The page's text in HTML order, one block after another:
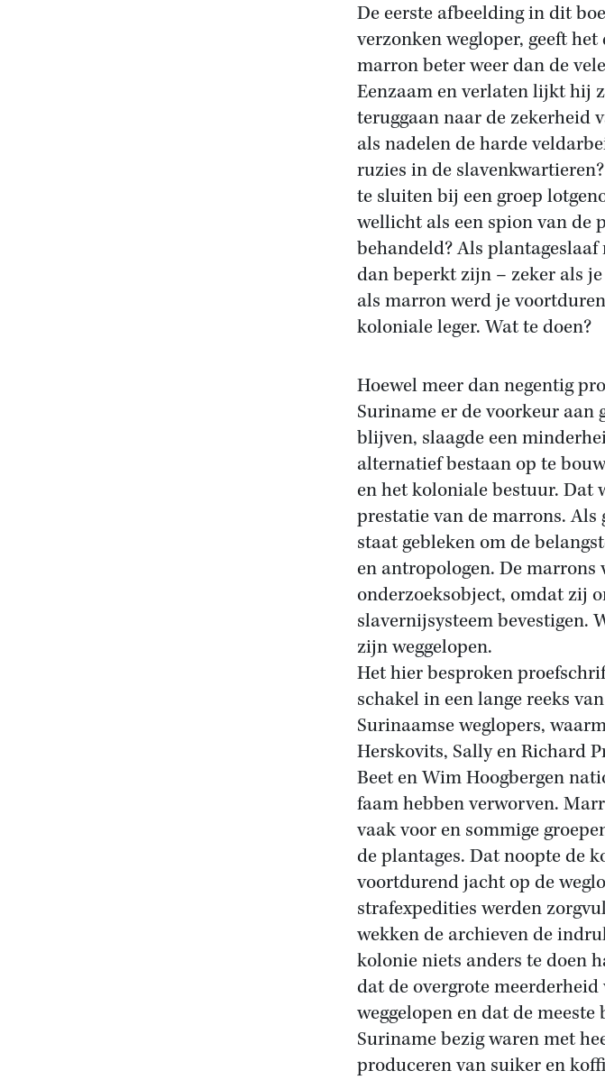
De eerste afbeelding in dit
verzonken wegloper, geeft
marron beter weer dan de
Eenzaam en verlaten lijkt hij
teruggaan naar de zekerheid
als nadelen de harde
ruzies in de
te sluiten bij een groep
wellicht als een spion van de
behandeld? Als
dan beperkt zijn – zeker als
als marron werd je
koloniale leger. Wat te doen?
Hoewel meer dan negentig
Suriname er de voorkeur aan
blijven, slaagde een
alternatief bestaan op te
en het koloniale bestuur. Dat
prestatie van de marrons.
staat gebleken om de
en antropologen. De marrons
onderzoeksobject, omdat zij
slavernijsysteem
zijn weggelopen.
Het hier besproken
schakel in een lange reeks
Surinaamse weglopers,
Herskovits, Sally en Richard
Beet en Wim Hoogbergen
faam hebben verworven.
vaak voor en sommige
de plantages. Dat noopte de
voortdurend jacht op de
strafexpedities werden
wekken de archieven de
kolonie niets anders te doen
dat de overgrote
weggelopen en dat de
Suriname bezig waren met
produceren van suiker en